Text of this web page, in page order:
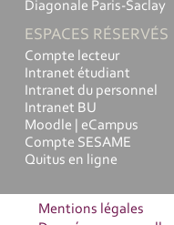
Diagonale Paris-Saclay
ESPACES RÉSERVÉS
Compte lecteur
Intranet étudiant
Intranet du personnel
Intranet BU
Moodle | eCampus
Compte SESAME
Quitus en ligne
Mentions légales